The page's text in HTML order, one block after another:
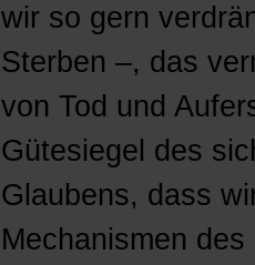
wir so gern
Sterben –, das
von Tod und
Gütesiegel des
Glaubens, dass
Mechanismen